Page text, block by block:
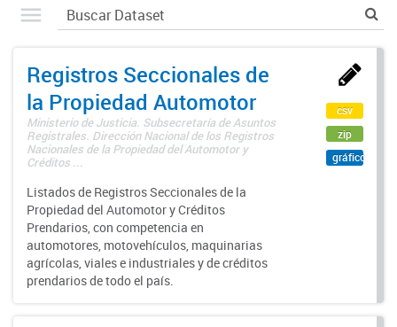
Registros Seccionales de
la Propiedad Automotor
Ministerio de Justicia. Subsecretaría de Asuntos
Registrales. Dirección Nacional de los Registros
Nacionales de la Propiedad del Automotor y
Créditos ...
Listados de Registros Seccionales de la
Propiedad del Automotor y Créditos
Prendarios, con competencia en
automotores, motovehículos, maquinarias
agrícolas, viales e industriales y de créditos
prendarios de todo el país.
csv
zip
gráfico